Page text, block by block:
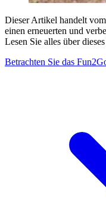
Dieser Artikel handelt
einen erneuerten und
Lesen Sie alles über
Betrachten Sie das